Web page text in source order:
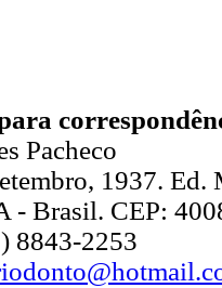
Pacheco
1937.
- Brasil. CEP:
8843-2253